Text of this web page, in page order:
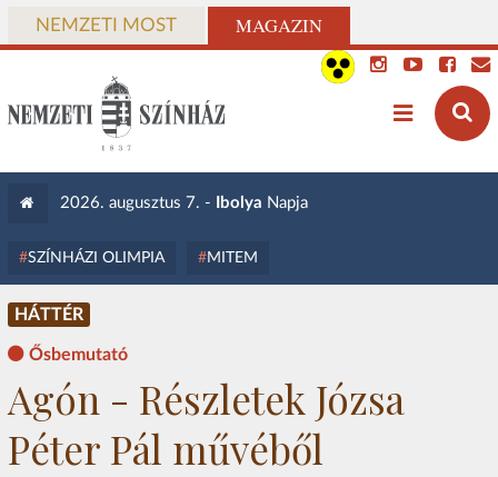
NEMZETI MOST MAGAZIN
2026. augusztus 7. - Ibolya Napja
SZÍNHÁZI OLIMPIA MITEM
HÁTTÉR
Ősbemutató
Agón - Részletek Józsa
Péter Pál művéből